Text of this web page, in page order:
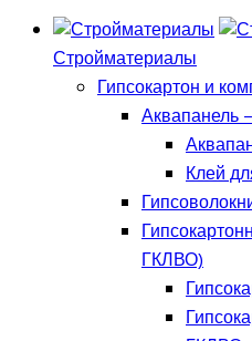
Стройматериалы
Гипсокартон и
Аквапанель
Клей
ГКЛВО)